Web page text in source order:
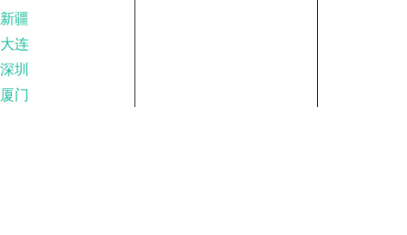
新疆
大连
深圳
厦门